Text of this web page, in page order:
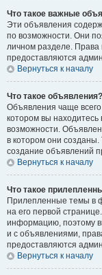
Что такое важные
Эти объявления
по возможности. Они
личном разделе.
предоставляются
Вернуться к началу
Что такое объявления?
Объявления чаще
котором вы
возможности.
в котором они
создание объявлений
Вернуться к началу
Что такое
Прилепленные темы в
на его первой
информацию, поэтому
и с объявлениями,
предоставляются
Вернуться к началу